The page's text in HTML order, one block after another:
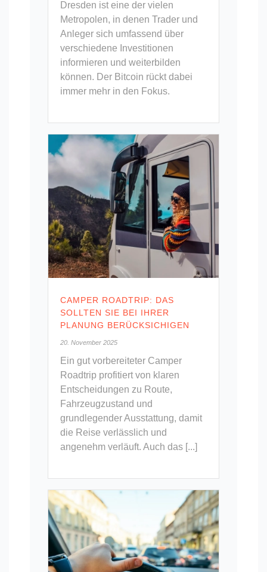
Dresden ist eine der vielen
Metropolen, in denen Trader und
Anleger sich umfassend über
verschiedene Investitionen
informieren und weiterbilden
können. Der Bitcoin rückt dabei
immer mehr in den Fokus.
CAMPER ROADTRIP: DAS
SOLLTEN SIE BEI IHRER
PLANUNG BERÜCKSICHIGEN
20. November 2025
Ein gut vorbereiteter Camper
Roadtrip profitiert von klaren
Entscheidungen zu Route,
Fahrzeugzustand und
grundlegender Ausstattung, damit
die Reise verlässlich und
angenehm verläuft. Auch das [...]